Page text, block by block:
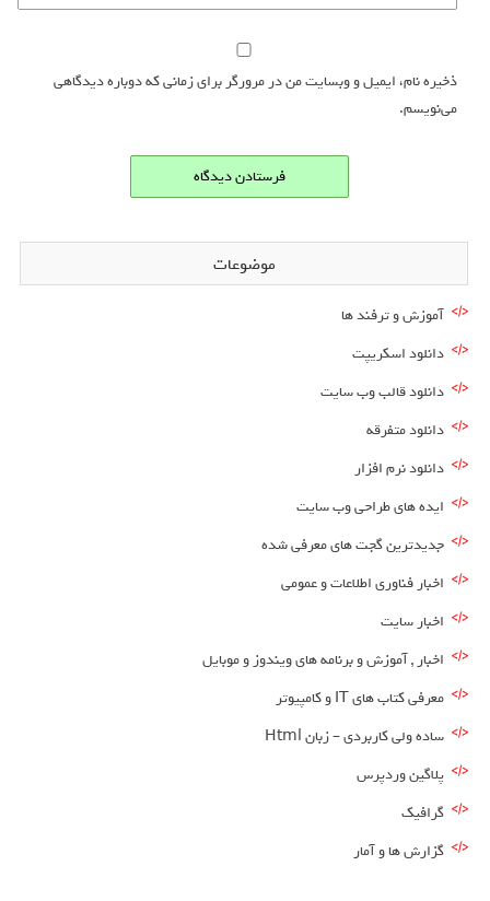
ذخیره نام، ایمیل و وبسایت من در مرورگر برای زمانی که دوباره دیدگاهی
می‌نویسم.
موضوعات
آموزش و ترفند ها
دانلود اسکریپت
دانلود قالب وب سایت
دانلود متفرقه
دانلود نرم افزار
ایده های طراحی وب سایت
جدیدترین گجت های معرفی شده
اخبار فناوری اطلاعات و عمومی
اخبار سایت
اخبار , آموزش و برنامه های ویندوز و موبایل
معرفی کتاب های IT و کامپیوتر
ساده ولی کاربردی – زبان Html
پلاگین وردپرس
گرافیک
گزارش ها و آمار